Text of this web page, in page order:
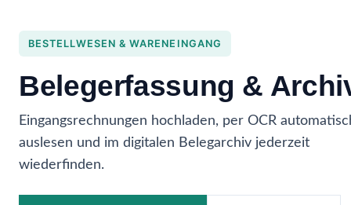
BESTELLWESEN & WARENEINGANG
Belegerfassung &
Eingangsrechnungen hochladen, per OCR
auslesen und im digitalen Belegarchiv jederzeit
wiederfinden.